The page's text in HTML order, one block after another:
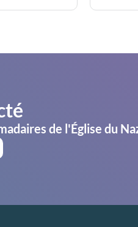
de l'Église du